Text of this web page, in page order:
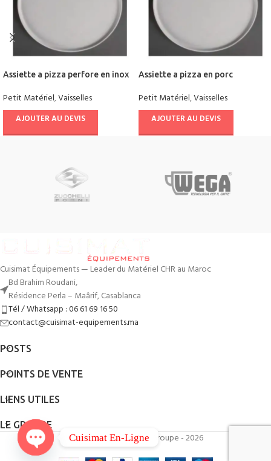
Assiette a pizza perfore en inox
Petit Matériel,Vaisselles
AJOUTER AU DEVIS
Assiette a pizza en porc
Petit Matériel,Vaisselles
AJOUTER AU DEVIS
Cuisimat Équipements — Leader du Matériel CHR au Maroc
Bd Brahim Roudani,
Résidence Perla – Maârif, Casablanca
Tél / Whatsapp : 06 61 69 16 50
contact@cuisimat-equipements.ma
POSTS
POINTS DE VENTE
LIENS UTILES
LE GROUPE
ByQodWeb- Cuisimat Groupe - 2026
Cuisimat En-Ligne
O
pe
n
c
hat